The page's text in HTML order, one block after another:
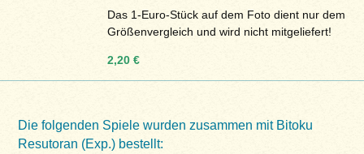
Das 1-Euro-Stück auf dem Foto dient nur dem
Größenvergleich und wird nicht mitgeliefert!
2,20 €
Die folgenden Spiele wurden zusammen mit Bitoku
Resutoran (Exp.) bestellt: